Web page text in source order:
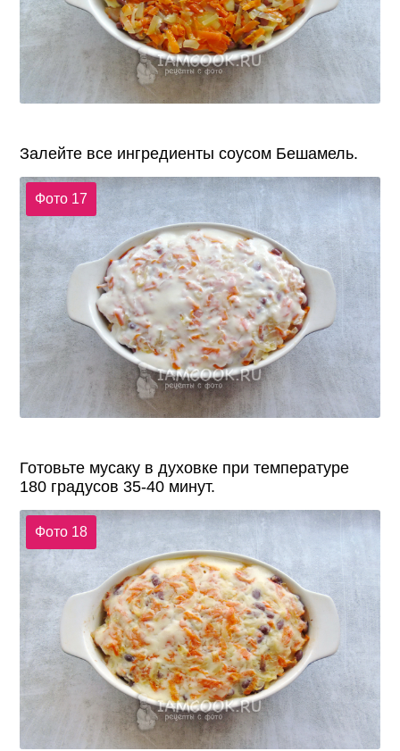
Залейте все ингредиенты соусом Бешамель.
Фото 17
Готовьте мусаку в духовке при температуре
180 градусов 35-40 минут.
Фото 18